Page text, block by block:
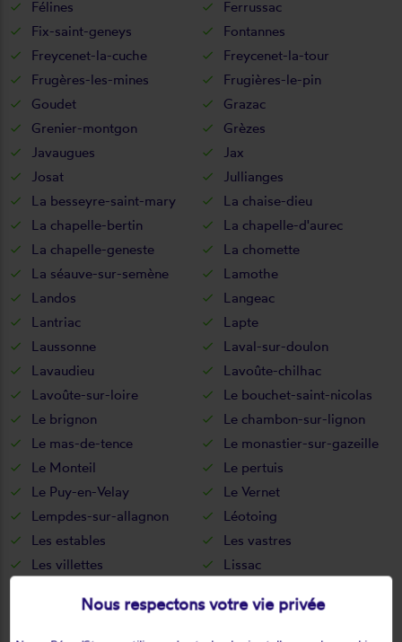
Félines
Ferrussac
Fix-saint-geneys
Fontannes
Freycenet-la-cuche
Freycenet-la-tour
Frugères-les-mines
Frugières-le-pin
Goudet
Grazac
Grenier-montgon
Grèzes
Javaugues
Jax
Josat
Jullianges
La besseyre-saint-mary
La chaise-dieu
La chapelle-bertin
La chapelle-d'aurec
La chapelle-geneste
La chomette
La séauve-sur-semène
Lamothe
Landos
Langeac
Lantriac
Lapte
Laussonne
Laval-sur-doulon
Lavaudieu
Lavoûte-chilhac
Lavoûte-sur-loire
Le bouchet-saint-nicolas
Le brignon
Le chambon-sur-lignon
Le mas-de-tence
Le monastier-sur-gazeille
Le Monteil
Le pertuis
Le Puy-en-Velay
Le Vernet
Lempdes-sur-allagnon
Léotoing
Les estables
Les vastres
Les villettes
Lissac
Lubilhac
Malvalette
Malvières
Mazerat-aurouze
Nous respectons votre vie privée